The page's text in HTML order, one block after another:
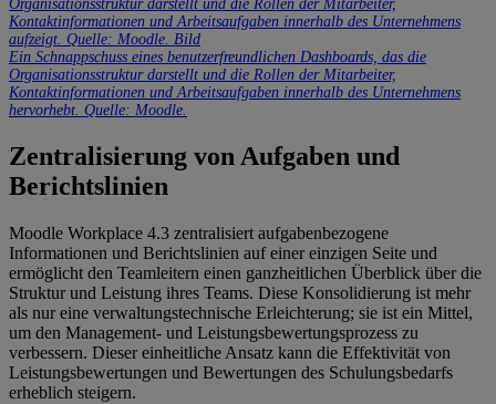
Ein Schnappschuss eines benutzerfreundlichen Dashboards, das die
Organisationsstruktur darstellt und die Rollen der Mitarbeiter,
Kontaktinformationen und Arbeitsaufgaben innerhalb des Unternehmens
hervorhebt. Quelle: Moodle.
Zentralisierung von Aufgaben und
Berichtslinien
Moodle Workplace 4.3 zentralisiert aufgabenbezogene
Informationen und Berichtslinien auf einer einzigen Seite und
ermöglicht den Teamleitern einen ganzheitlichen Überblick über die
Struktur und Leistung ihres Teams. Diese Konsolidierung ist mehr
als nur eine verwaltungstechnische Erleichterung; sie ist ein Mittel,
um den Management- und Leistungsbewertungsprozess zu
verbessern. Dieser einheitliche Ansatz kann die Effektivität von
Leistungsbewertungen und Bewertungen des Schulungsbedarfs
erheblich steigern.